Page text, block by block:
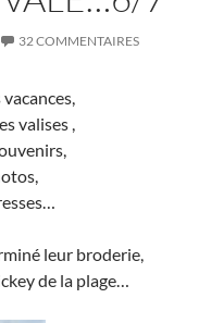
32 COMMENTAIRES
valises ,
leur broderie,
de la plage…